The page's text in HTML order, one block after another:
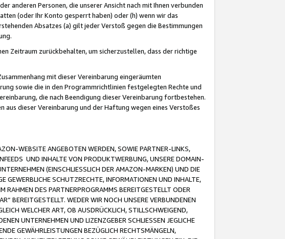
anderen Personen, die unserer Ansicht nach mit Ihnen verbunden
(oder Ihr Konto gesperrt haben) oder (h) wenn wir das
Absatzes (a) gilt jeder Verstoß gegen die Bestimmungen
Zeitraum zurückbehalten, um sicherzustellen, dass der richtige
mit dieser Vereinbarung eingeräumten
sowie die in den Programmrichtlinien festgelegten Rechte und
die nach Beendigung dieser Vereinbarung fortbestehen.
dieser Vereinbarung und der Haftung wegen eines Verstoßes
WEBSITE ANGEBOTEN WERDEN, SOWIE PARTNER-LINKS,
UND INHALTE VON PRODUKTWERBUNG, UNSERE DOMAIN-
(EINSCHLIESSLICH DER AMAZON-MARKEN) UND DIE
GEWERBLICHE SCHUTZRECHTE, INFORMATIONEN UND INHALTE,
RAHMEN DES PARTNERPROGRAMMS BEREITGESTELLT ODER
BEREITGESTELLT. WEDER WIR NOCH UNSERE VERBUNDENEN
WELCHER ART, OB AUSDRÜCKLICH, STILLSCHWEIGEND,
UNTERNEHMEN UND LIZENZGEBER SCHLIESSEN JEGLICHE
GEWÄHRLEISTUNGEN BEZÜGLICH RECHTSMÄNGELN,